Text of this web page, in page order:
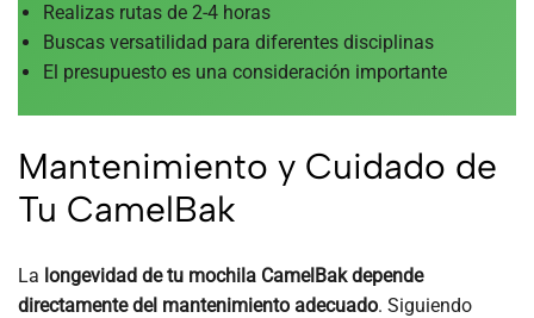
Realizas rutas de 2-4 horas
Buscas versatilidad para diferentes disciplinas
El presupuesto es una consideración importante
Mantenimiento y Cuidado de
Tu CamelBak
La longevidad de tu mochila CamelBak depende
directamente del mantenimiento adecuado. Siguiendo